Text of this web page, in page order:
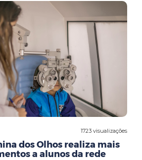
1723 visualizações
dos Olhos realiza mais
a alunos da rede